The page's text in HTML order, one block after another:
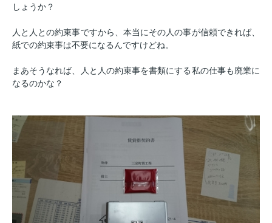
しょうか？
人と人との約束事ですから、本当にその人の事が信頼できれば、
紙での約束事は不要になるんですけどね。
まあそうなれば、人と人の約束事を書類にする私の仕事も廃業に
なるのかな？